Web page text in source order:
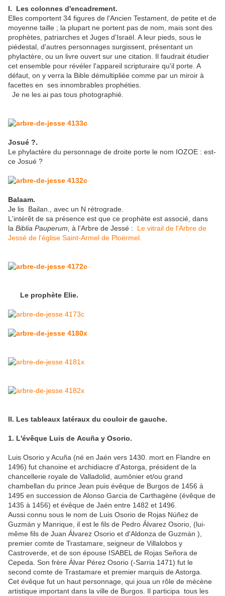
I. Les colonnes d'encadrement.
Elles comportent 34 figures de l'Ancien Testament, de petite et de
moyenne taille ; la plupart ne portent pas de nom, mais sont des
prophètes, patriarches et Juges d'Israël. A leur pieds, sous le
piédestal, d'autres personnages surgissent, présentant un
phylactère, ou un livre ouvert sur une citation. Il faudrait étudier
cet ensemble pour révéler l'appareil scripturaire qu'il porte. A
défaut, on y verra la Bible démultipliée comme par un miroir à
facettes en ses innombrables prophéties.
Je ne les ai pas tous photographié.
Josué ?.
Le phylactère du personnage de droite porte le nom IOZOE : est-
ce Josué ?
Balaam.
Je lis Bailan., avec un N rétrograde.
L'intérêt de sa présence est que ce prophète est associé, dans
la Biblia Pauperum, à l'Arbre de Jessé : Le vitrail de l'Arbre de
Jessé de l'église Saint-Armel de Ploërmel.
Le prophète Elie.
II. Les tableaux latéraux du couloir de gauche.
1. L'évêque Luis de Acuña y Osorio.
Luis Osorio y Acuña (né en Jaén vers 1430. mort en Flandre en
1496) fut chanoine et archidiacre d'Astorga, président de la
chancellerie royale de Valladolid, aumônier et/ou grand
chambellan du prince Jean puis évêque de Burgos de 1456 à
1495 en succession de Alonso Garcia de Carthagène (évêque de
1435 à 1456) et évêque de Jaén entre 1482 et 1496.
Aussi connu sous le nom de Luis Osorio de Rojas Núñez de
Guzmán y Manrique, il est le fils de Pedro Álvarez Osorio, (lui-
même fils de Juan Álvarez Osorio et d'Aldonza de Guzmán ),
premier comte de Trastamare, seigneur de Villalobos y
Castroverde, et de son épouse ISABEL de Rojas Señora de
Cepeda. Son frère Álvar Pérez Osorio (-Sarria 1471) fut le
second comte de Trastamare et premier marquis de Astorga.
Cet évêque fut un haut personnage, qui joua un rôle de mécène
artistique important dans la ville de Burgos. Il participa tous les